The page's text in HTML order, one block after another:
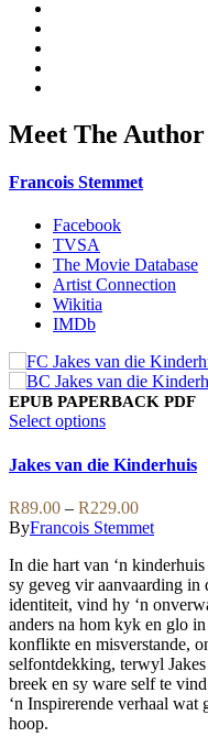
Meet The Author
Francois Stemmet
Facebook
TVSA
The Movie Database
Artist Connection
Wikitia
IMDb
EPUB PAPERBACK PDF
Select optionsThis
has
multiple
variants.
The
options
may
be
chosen
on
the
product
page
Jakes van die Kinderhuis
R89.00 – R229.00Price
range:
through
R229.00
ByFrancois Stemmet
In die hart van ‘n
sy geveg vir aanvaarding in
identiteit, vind hy ‘n
anders na hom kyk en glo
konflikte en misverstande,
selfontdekking, terwyl
breek en sy ware self te
‘n Inspirerende verhaal
hoop.